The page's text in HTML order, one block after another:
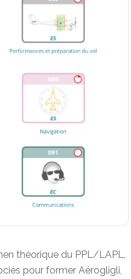
théorique du PPL/LAPL,
pour former Aérogligli,